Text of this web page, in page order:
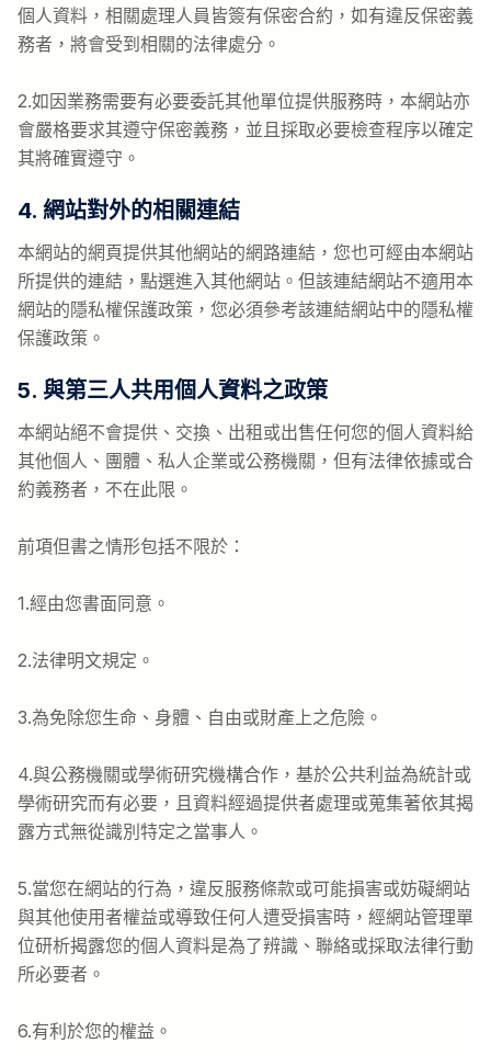
個人資料，相關處理人員皆簽有保密合約，如有違反保密義
務者，將會受到相關的法律處分。
2.如因業務需要有必要委託其他單位提供服務時，本網站亦
會嚴格要求其遵守保密義務，並且採取必要檢查程序以確定
其將確實遵守。
4. 網站對外的相關連結
本網站的網頁提供其他網站的網路連結，您也可經由本網站
所提供的連結，點選進入其他網站。但該連結網站不適用本
網站的隱私權保護政策，您必須參考該連結網站中的隱私權
保護政策。
5. 與第三人共用個人資料之政策
本網站絕不會提供、交換、出租或出售任何您的個人資料給
其他個人、團體、私人企業或公務機關，但有法律依據或合
約義務者，不在此限。
前項但書之情形包括不限於：
1.經由您書面同意。
2.法律明文規定。
3.為免除您生命、身體、自由或財產上之危險。
4.與公務機關或學術研究機構合作，基於公共利益為統計或
學術研究而有必要，且資料經過提供者處理或蒐集著依其揭
露方式無從識別特定之當事人。
5.當您在網站的行為，違反服務條款或可能損害或妨礙網站
與其他使用者權益或導致任何人遭受損害時，經網站管理單
位研析揭露您的個人資料是為了辨識、聯絡或採取法律行動
所必要者。
6.有利於您的權益。